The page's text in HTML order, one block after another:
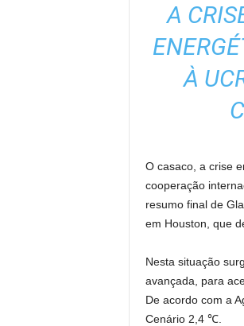
A
À
O casaco, a crise
cooperação
resumo final de
em Houston, que
Nesta situação
avançada, para
De acordo com a
Cenário 2,4 ℃.